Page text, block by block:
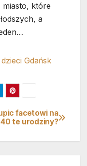
miasto, które
a
Gdańsk
facetowi na
40 te urodziny?